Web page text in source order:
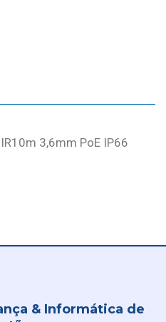
3,6mm PoE IP66
& Informática de